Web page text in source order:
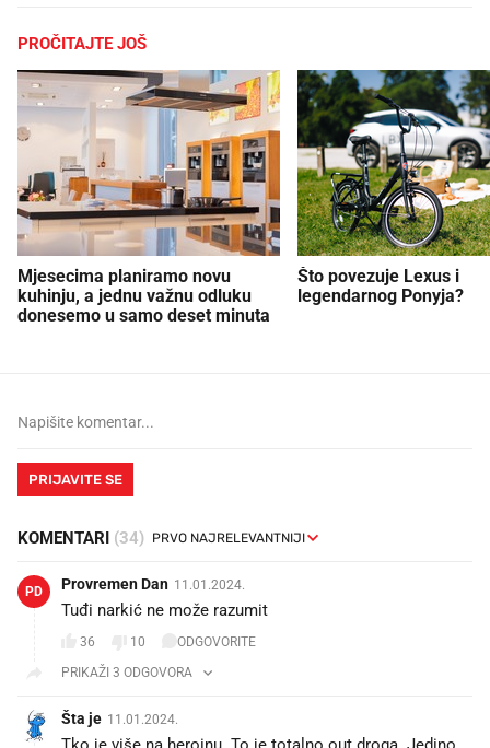
PROČITAJTE JOŠ
Mjesecima planiramo novu
kuhinju, a jednu važnu odluku
donesemo u samo deset minuta
Što povezuje Lexus i
legendarnog Ponyja?
PRIJAVITE SE
KOMENTARI (34)
PD Provremen Dan 11.01.2024.
Tuđi narkić ne može razumit
36 10
ODGOVORITE
PRIKAŽI 3 ODGOVORA
Šta je 11.01.2024.